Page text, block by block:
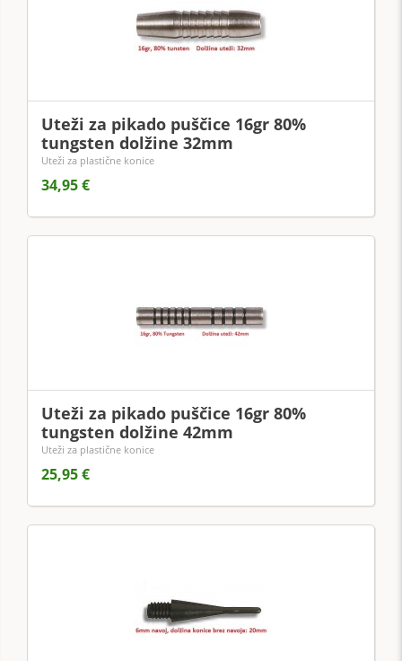
Uteži za pikado puščice 16gr 80%
tungsten dolžine 32mm
Uteži za plastične konice
34,95 €
Uteži za pikado puščice 16gr 80%
tungsten dolžine 42mm
Uteži za plastične konice
25,95 €